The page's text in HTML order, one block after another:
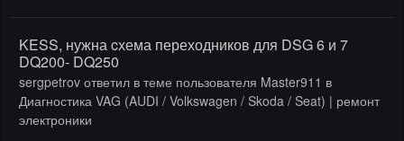
KESS, нужна cхема переходников для DSG 6 и 7
DQ200- DQ250
sergpetrov ответил в теме пользователя Master911 в
Диагностика VAG (AUDI / Volkswagen / Skoda / Seat) | ремонт
электроники